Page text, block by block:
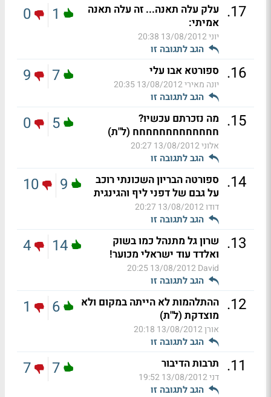
17
. עלק עלה תאנה... זה עלה תאנה
אמיתי:
יוני13/08/2012 20:38
הגב לתגובה זו
1
0
16
. ספורטא אבו עלי
יונה מאירי13/08/2012 20:35
הגב לתגובה זו
7
9
15
. מה נזכרתם עכשיו?
חחחחחחחחחחחחח (ל"ת)
אלוני13/08/2012 20:27
הגב לתגובה זו
5
0
14
. ספורטה הבריון השכונתי רוכב
על גבם של דפני ליף והגינגית
דודו13/08/2012 20:27
הגב לתגובה זו
9
10
13
. שרון גל מתנהל כמו בשוק
ואלדד עוד ישראלי מכוער!
David
13/08/2012 20:25
הגב לתגובה זו
14
4
12
. ההתלהמות לא הייתה במקום ולא
מוצדקת (ל"ת)
אורן13/08/2012 20:18
הגב לתגובה זו
6
1
11
. תרבות הדיבור
דני13/08/2012 19:52
הגב לתגובה זו
7
7